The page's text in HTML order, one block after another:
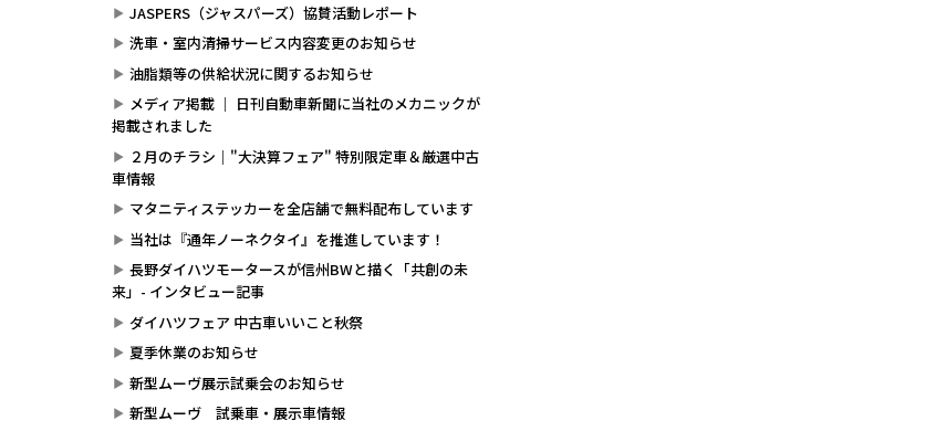
JASPERS（ジャスパーズ）協賛活動レポート
洗車・室内清掃サービス内容変更のお知らせ
油脂類等の供給状況に関するお知らせ
メディア掲載 ｜ 日刊自動車新聞に当社のメカニックが
掲載されました
２月のチラシ｜"大決算フェア" 特別限定車＆厳選中古
車情報
マタニティステッカーを全店舗で無料配布しています
当社は『通年ノーネクタイ』を推進しています！
長野ダイハツモータースが信州BWと描く「共創の未
来」- インタビュー記事
ダイハツフェア 中古車いいこと秋祭
夏季休業のお知らせ
新型ムーヴ展示試乗会のお知らせ
新型ムーヴ 試乗車・展示車情報